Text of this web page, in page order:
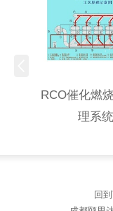
RCO催化燃
理系统
回